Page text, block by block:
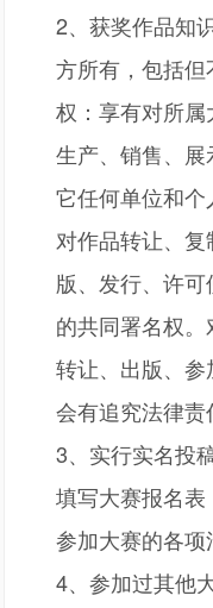
2、获奖作品知
方所有，包括
权：享有对所属
生产、销售、
它任何单位和
对作品转让、
版、发行、许
的共同署名权
转让、出版、
会有追究法律责
3、实行实名投
填写大赛报名
参加大赛的各项
4、参加过其他